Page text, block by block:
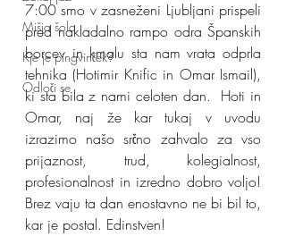
Mišja šola
Kje je pingvinček?
Odloči se
7:00 smo v zasneženi Ljubljani prispeli
pred nakladalno rampo odra Španskih
borcev in kmalu sta nam vrata odprla
tehnika (Hotimir Knific in Omar Ismail),
ki sta bila z nami celoten dan.  Hoti in
Omar, naj že kar tukaj v uvodu
izrazimo našo srčno zahvalo za vso
prijaznost, trud, kolegialnost,
profesionalnost in izredno dobro voljo!
Brez vaju ta dan enostavno ne bi bil to,
kar je postal. Edinstven!